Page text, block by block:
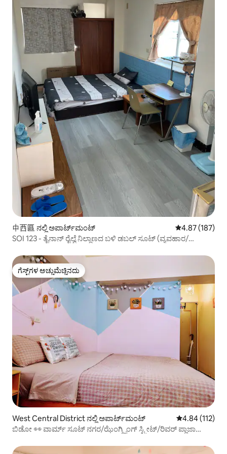
中西區 ನಲ್ಲಿ ಅಪಾರ್ಟ್‌ಮಂಟ್ 5 ರಲ್ಲಿ 4.87
4.87 (187)
SOI 123 - ತೈನಾನ್ ರೈಲ್ವೆ ನಿಲ್ದಾಣದ ಬಳಿ ಡಬಲ್ ಸೂಟ್ (ವ್ಯವಹಾರ/
ಖಾಸಗಿಯಾಗಿರಬೇಕು ವಿಶೇಷ ಆಫರ್ ಅನ್ನು ಒದಗಿಸುತ್ತಾರೆ!
ಗೆಸ್ಟ್‌ಗಳ ಅಚ್ಚುಮೆಚ್ಚಿನದು
ಗೆಸ್ಟ್‌ಗಳ ಅಚ್ಚುಮೆಚ್ಚಿನದು
West Central District ನಲ್ಲಿ ಅಪಾರ್ಟ್‌ಮಂಟ್ 5 ರಲ್ಲಿ 4.84
4.84 (112)
ಬಿಡೋ ◉◉ ವಾರ್ಮ್ ಸೂಟ್ ನಗರ/ಝೆಂಗ್ಕ್ಸಿಂಗ್ ಸ್ಟ್ರೀಟ್/ರಿವರ್ ಪ್ಲಾಜಾ